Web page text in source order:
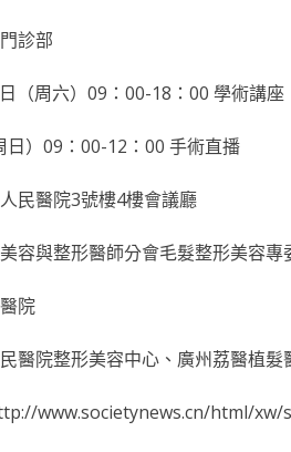
診部
（周六）09：00-18：00 學術講座
09：00-12：00 手術直播
民醫院3號樓4樓會議廳
容與整形醫師分會毛髮整形美容專
院
醫院整形美容中心、廣州荔醫植髮
www.societynews.cn/html/xw/